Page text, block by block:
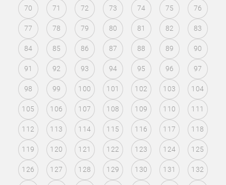
70 71 72 73 74 75 76
77 78 79 80 81 82 83
84 85 86 87 88 89 90
91 92 93 94 95 96 97
98 99 100 101 102 103 104
105 106 107 108 109 110 111
112 113 114 115 116 117 118
119 120 121 122 123 124 125
126 127 128 129 130 131 132